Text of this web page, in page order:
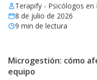
Terapify - Psicólogos en
8 de julio de 2026
9 min de lectura
Microgestión: cómo
equipo